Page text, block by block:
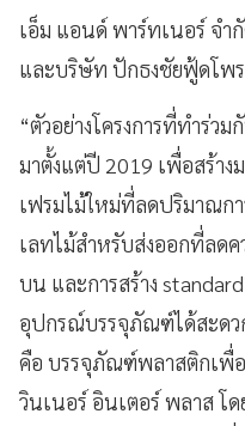
เอ็ม แอนด์ พาร์ทเนอร์ จ
และบริษัท ปักธงชัยฟู้ดโพ
“ตัวอย่างโครงการที่ทำร่ว
มาตั้งแต่ปี 2019 เพื่อสร้า
เฟรมไม้ใหม่ที่ลดปริมาณก
เลทไม้สำหรับส่งออกที่ลด
บน และการสร้าง
อุปกรณ์บรรจุภัณฑ์ได้สะดว
คือ บรรจุภัณฑ์พลาสติกเพื่อ
วินเนอร์ อินเตอร์ พลาส